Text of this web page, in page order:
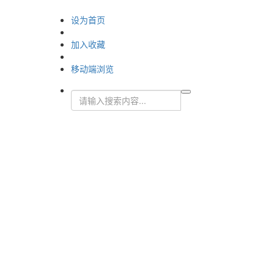
设为首页
加入收藏
移动端浏览